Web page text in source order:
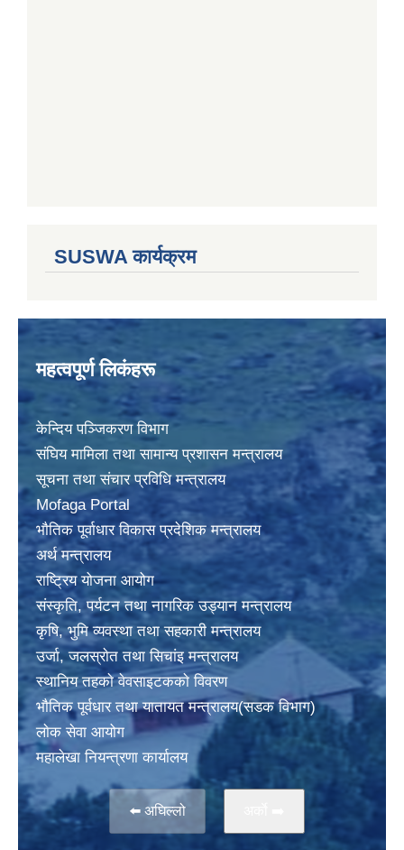
SUSWA कार्यक्रम
महत्वपूर्ण लिकंहरू
केन्दिय पञ्जिकरण विभाग
संघिय मामिला तथा सामान्य प्रशासन मन्त्रालय
सूचना तथा संचार प्रविधि मन्त्रालय
Mofaga Portal
भाैतिक पूर्वाधार विकास प्रदेशिक मन्त्रालय
अर्थ मन्त्रालय
राष्ट्रिय योजना आयोग
संस्कृति, पर्यटन तथा नागरिक उड्यान मन्त्रालय
कृषि, भुमि व्यवस्था तथा सहकारी मन्त्रालय
उर्जा, जलस्राेत तथा सिचांइ मन्त्रालय
स्थानिय तहकाे वेवसाइटककाे विवरण
भाैतिक पूर्वधार तथा यातायत मन्त्रालय(सडक विभाग)
लाेक सेवा आयोग
महालेखा नियन्त्रणा कार्यालय
⬅️ अघिल्लो